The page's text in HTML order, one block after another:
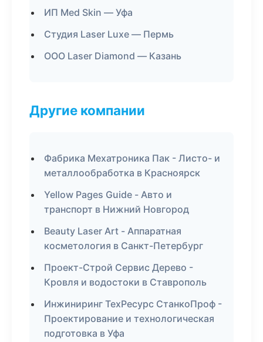
ИП Med Skin — Уфа
Студия Laser Luxe — Пермь
ООО Laser Diamond — Казань
Другие компании
Фабрика Мехатроника Пак - Листо- и
металлообработка в Красноярск
Yellow Pages Guide - Авто и
транспорт в Нижний Новгород
Beauty Laser Art - Аппаратная
косметология в Санкт-Петербург
Проект-Строй Сервис Дерево -
Кровля и водостоки в Ставрополь
Инжиниринг ТехРесурс СтанкоПроф -
Проектирование и технологическая
подготовка в Уфа